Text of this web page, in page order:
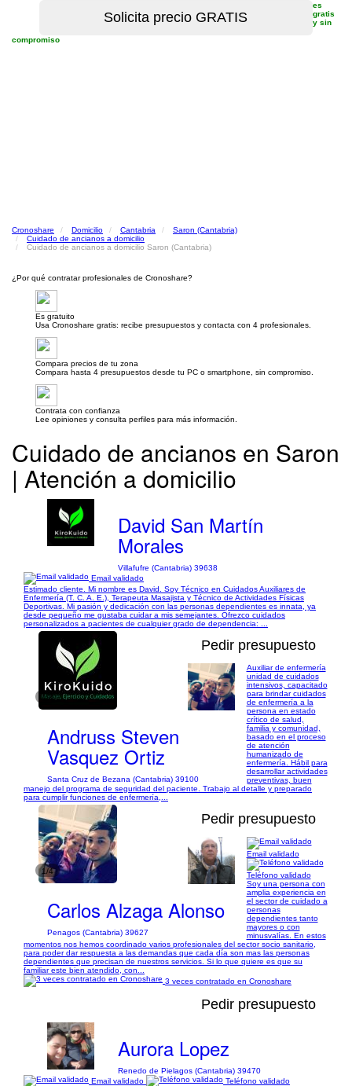
es
gratis
y sin
compromiso
Cronoshare Domicilio Cantabria
Saron (Cantabria)
Cuidado de ancianos a domicilio
Cuidado de ancianos a domicilio Saron (Cantabria)
¿Por qué contratar profesionales de Cronoshare?
Es gratuito
Usa Cronoshare gratis: recibe presupuestos y contacta con 4 profesionales.
Compara precios de tu zona
Compara hasta 4 presupuestos desde tu PC o smartphone, sin compromiso.
Contrata con confianza
Lee opiniones y consulta perfiles para más información.
Cuidado de ancianos en Saron
| Atención a domicilio
David San Martín
Morales
Villafufre (Cantabria) 39638
Email validado
Estimado cliente. Mi nombre es David. Soy Técnico en Cuidados Auxiliares de
Enfermería (T. C. A. E.), Terapeuta Masajista y Técnico de Actividades Físicas
Deportivas. Mi pasión y dedicación con las personas dependientes es innata, ya
desde pequeño me gustaba cuidar a mis semejantes. Ofrezco cuidados
personalizados a pacientes de cualquier grado de dependencia: ...
1/4
Pedir presupuesto
Andruss Steven
Vasquez Ortiz
Santa Cruz de Bezana (Cantabria) 39100
Auxiliar de enfermería
unidad de cuidados
intensivos, capacitado
para brindar cuidados
de enfermería a la
persona en estado
crítico de salud,
familia y comunidad,
basado en el proceso
de atención
humanizado de
enfermería. Hábil para
desarrollar actividades
preventivas, buen
manejo del programa de seguridad del paciente. Trabajo al detalle y preparado
para cumplir funciones de enfermería,...
1/4
Pedir presupuesto
Carlos Alzaga Alonso
Penagos (Cantabria) 39627
Email validado
Teléfono validado
Soy una persona con
amplia experiencia en
el sector de cuidado a
personas
dependientes tanto
mayores o con
minusvalías. En estos
momentos nos hemos coordinado varios profesionales del sector socio sanitario,
para poder dar respuesta a las demandas que cada día son mas las personas
dependientes que precisan de nuestros servicios. Si lo que quiere es que su
familiar este bien atendido, con...
3 veces contratado en Cronoshare
Pedir presupuesto
Aurora Lopez
Renedo de Pielagos (Cantabria) 39470
Email validado
Teléfono validado